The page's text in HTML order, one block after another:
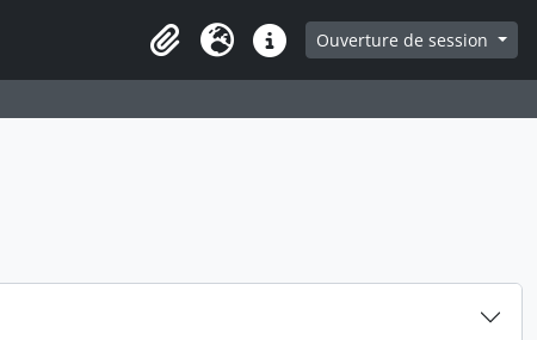
Presse-papier
LangueLiens rapidesOuverture de session